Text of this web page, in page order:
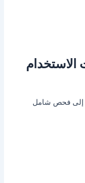
الاستخدام
إلى فحص شامل